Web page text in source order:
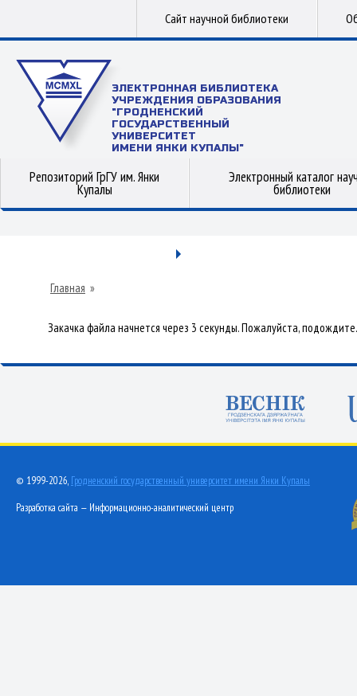
Сайт научной библиотеки
ЭЛЕКТРОННАЯ БИБЛИОТЕКА
УЧРЕЖДЕНИЯ ОБРАЗОВАНИЯ
"ГРОДНЕНСКИЙ
ГОСУДАРСТВЕННЫЙ
УНИВЕРСИТЕТ
ИМЕНИ ЯНКИ КУПАЛЫ"
Репозиторий ГрГУ им. Янки
Купалы
Электронный каталог
библиотеки
Главная »
Закачка файла начнется через 3 секунды. Пожалуйста, подождите.
© 1999-2026, Гродненский государственный университет имени Янки Купалы
Разработка сайта — Информационно-аналитический центр